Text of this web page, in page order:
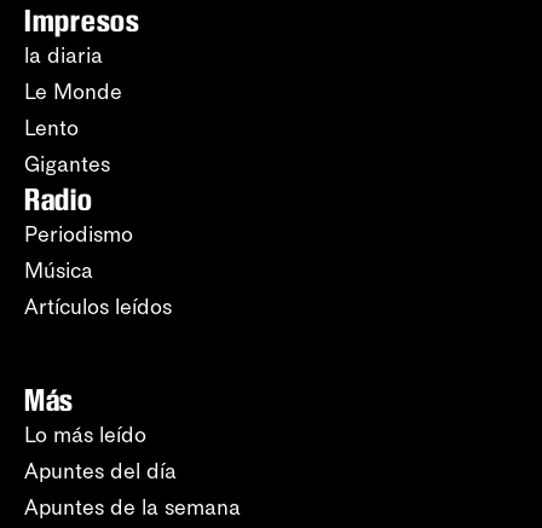
Impresos
la diaria
Le Monde
Lento
Gigantes
Radio
Periodismo
Música
Artículos leídos
Más
Lo más leído
Apuntes del día
Apuntes de la semana